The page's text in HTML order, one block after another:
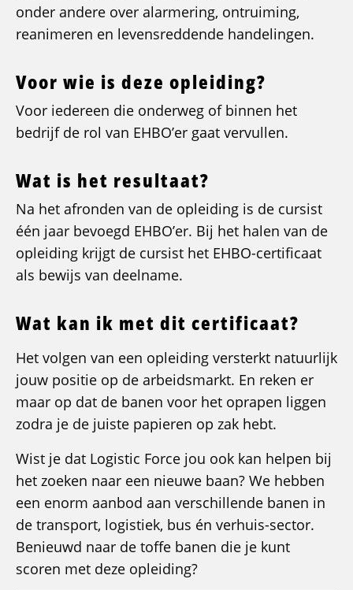
onder andere over alarmering, ontruiming,
reanimeren en levensreddende handelingen.
Voor wie is deze opleiding?
Voor iedereen die onderweg of binnen het
bedrijf de rol van EHBO’er gaat vervullen.
Wat is het resultaat?
Na het afronden van de opleiding is de cursist
één jaar bevoegd EHBO’er. Bij het halen van de
opleiding krijgt de cursist het EHBO-certificaat
als bewijs van deelname.
Wat kan ik met dit certificaat?
Het volgen van een opleiding versterkt natuurlijk
jouw positie op de arbeidsmarkt. En reken er
maar op dat de banen voor het oprapen liggen
zodra je de juiste papieren op zak hebt.
Wist je dat Logistic Force jou ook kan helpen bij
het zoeken naar een nieuwe baan? We hebben
een enorm aanbod aan verschillende banen in
de transport, logistiek, bus én verhuis-sector.
Benieuwd naar de toffe banen die je kunt
scoren met deze opleiding?